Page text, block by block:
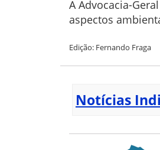
A Advocacia-
aspectos
Edição: Fernando Fraga
Notícias